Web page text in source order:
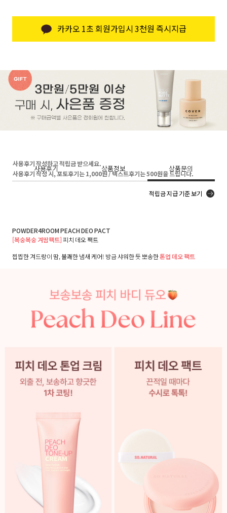
카카오 1초 회원가입시 3천원 즉시지급
사용후기 상품정보 상품문의
사용후기 작성하고 적립금 받으세요.
사용후기 작성 시, 포토후기는 1,000원 / 텍스트후기는 500원을 드립니다.
적립금 지급 기준 보기
POWDER4ROOM PEACH DEO PACT
[복숭복숭 겨땀팩트]피치 데오 팩트
찝찝한 겨드랑이 땀, 불쾌한 냄새 케어! 방금 샤워한 듯 뽀송한톤업 데오 팩트